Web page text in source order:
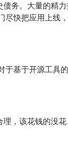
务。大量的精
快把应用上线
基于开源工具
，该花钱的没